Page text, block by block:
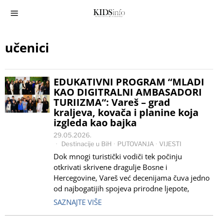
učenici
EDUKATIVNI PROGRAM “MLADI
KAO DIGITRALNI AMBASADORI
TURIIZMA“: Vareš – grad
kraljeva, kovača i planine koja
izgleda kao bajka
29.05.2026.
Destinacije u BiH · PUTOVANJA · VIJESTI
Dok mnogi turistički vodiči tek počinju
otkrivati skrivene dragulje Bosne i
Hercegovine, Vareš već decenijama čuva jedno
od najbogatijih spojeva prirodne ljepote,
SAZNAJTE VIŠE